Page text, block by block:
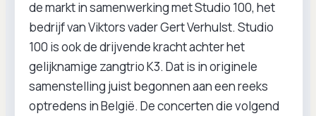
de markt in samenwerking met Studio 100, het
bedrijf van Viktors vader Gert Verhulst. Studio
100 is ook de drijvende kracht achter het
gelijknamige zangtrio K3. Dat is in originele
samenstelling juist begonnen aan een reeks
optredens in België. De concerten die volgend